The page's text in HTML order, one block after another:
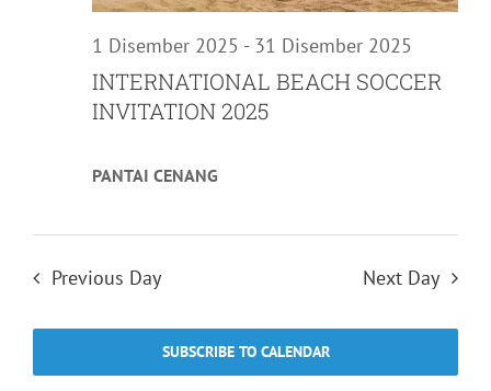
INTERNATIONAL BEACH SOCCER
INVITATION 2025
1 Disember 2025 - 31 Disember 2025
PANTAI CENANG
Previous Day Next Day
SUBSCRIBE TO CALENDAR